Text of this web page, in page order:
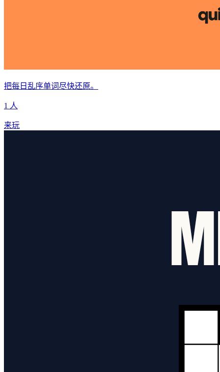
把每日乱序单词尽快还原。
1 人
来玩